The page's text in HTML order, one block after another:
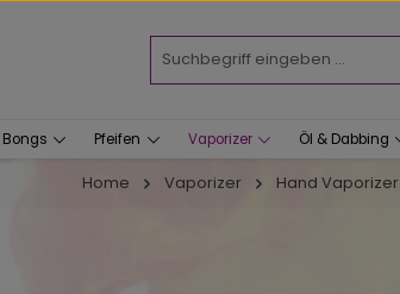
Bongs Pfeifen Vaporizer Öl & Dabbing
Home Vaporizer Hand Vaporizer